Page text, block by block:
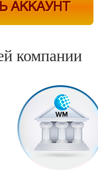
АККАУНТ
компании